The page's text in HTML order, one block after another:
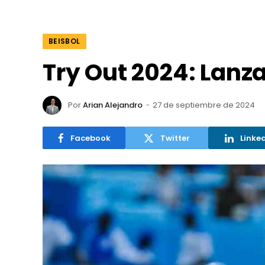
BEISBOL
Try Out 2024:
PorArian Alejandro 27 de septiembre de 2024
Facebook Twitter